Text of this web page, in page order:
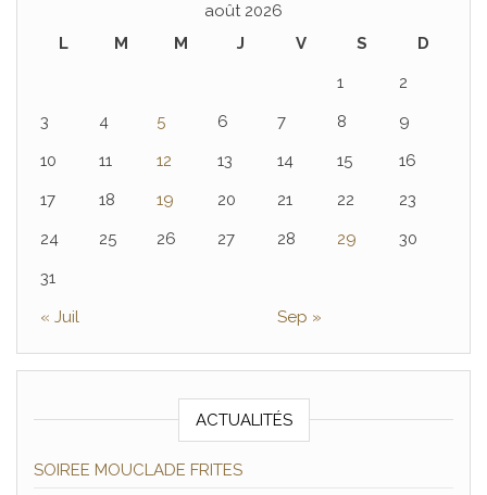
août 2026
L
M M J V S
D
1
2
3
4 5 6 7 8
9
10
11 12 13 14 15
16
17
18 19 20 21 22
23
24
25 26 27 28 29
30
31
« Juil
Sep »
ACTUALITÉS
SOIREE MOUCLADE FRITES